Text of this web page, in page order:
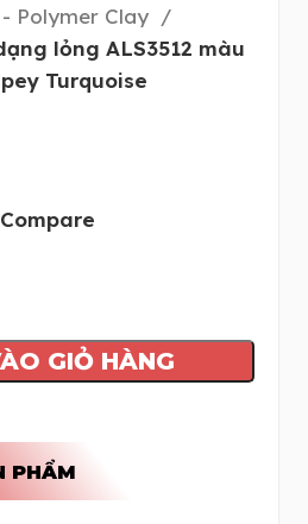
Polymer Clay
lỏng ALS3512 màu
Turquoise
Compare
GIỎ HÀNG
PHẨM